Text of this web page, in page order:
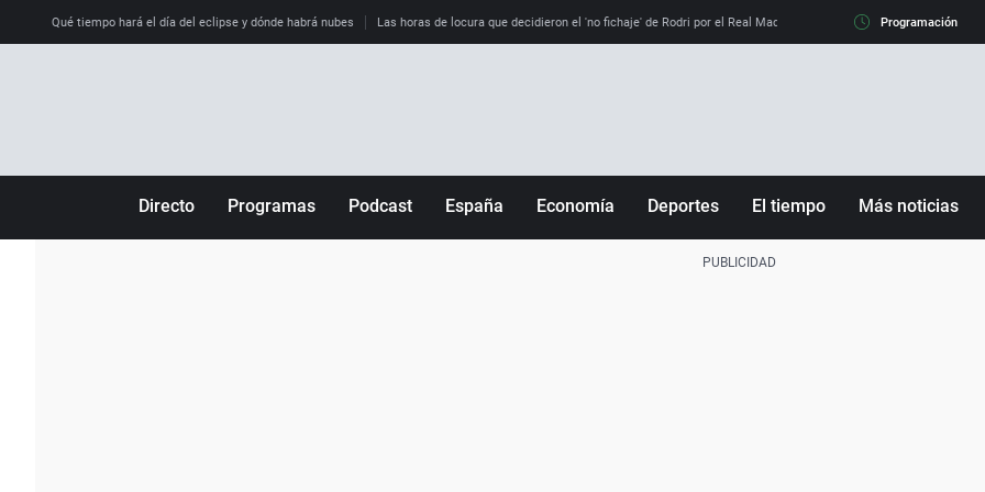
Qué tiempo hará el día del eclipse y dónde habrá nubes Las horas de locura que decidieron el 'no fichaje' de Rodri por el Real Madrid y su 'sí' al Barça La llamada
Programación
Directo Programas Podcast España Economía Deportes El tiempo Más noticias